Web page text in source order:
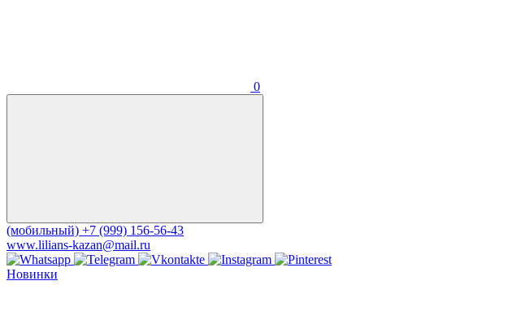
0
(мобильный) +7 (999) 156-56-43
www.lilians-kazan@mail.ru
Новинки